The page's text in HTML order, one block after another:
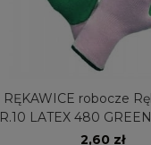
RĘKAWICE robocze
R.10 LATEX 480
2,60 zł